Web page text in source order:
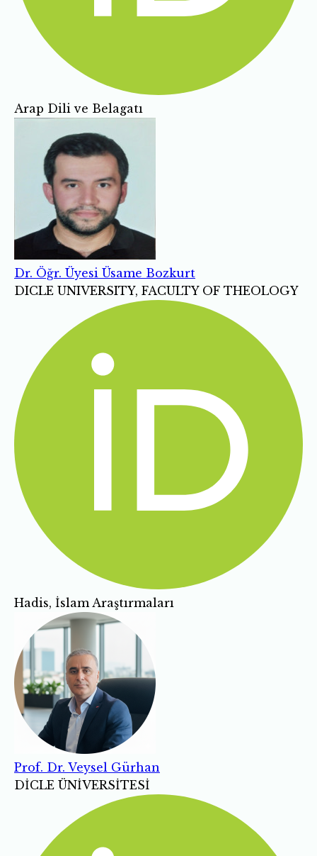
Arap Dili ve Belagatı
Dr. Öğr. Üyesi Üsame Bozkurt
DICLE UNIVERSITY, FACULTY OF THEOLOGY
Hadis, İslam Araştırmaları
Prof. Dr. Veysel Gürhan
DİCLE ÜNİVERSİTESİ